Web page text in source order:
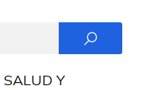
SALUD Y